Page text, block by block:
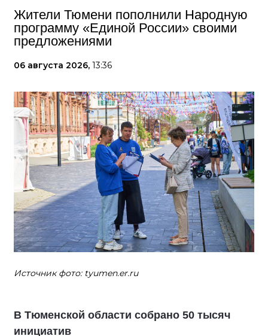
Жители Тюмени пополнили Народную
программу «Единой России» своими
предложениями
06 августа 2026, 13:36
Источник фото: tyumen.er.ru
В Тюменской области собрано 50 тысяч
инициатив